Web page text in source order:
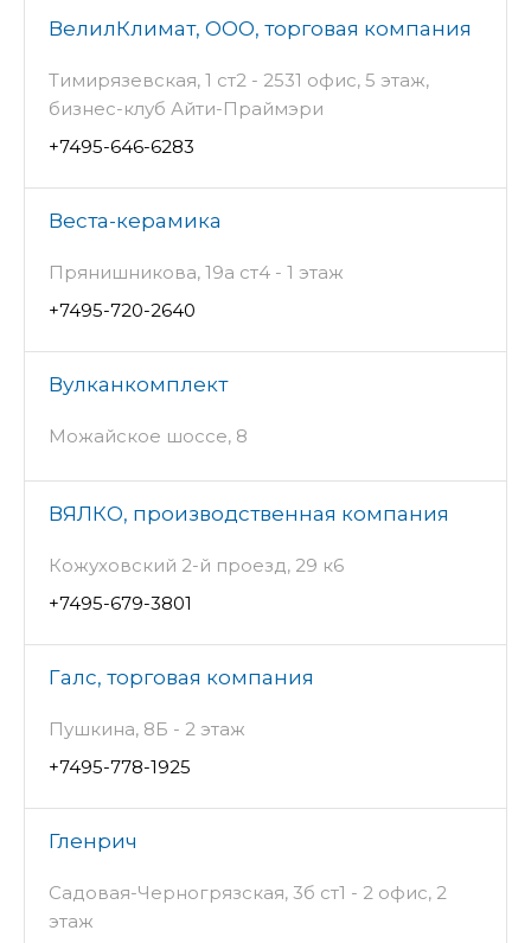
ВелилКлимат, ООО, торговая компания
Тимирязевская, 1 ст2 - 2531 офис, 5 этаж,
бизнес-клуб Айти-Праймэри
+7495-646-6283
Веста-керамика
Прянишникова, 19а ст4 - 1 этаж
+7495-720-2640
Вулканкомплект
Можайское шоссе, 8
ВЯЛКО, производственная компания
Кожуховский 2-й проезд, 29 к6
+7495-679-3801
Галс, торговая компания
Пушкина, 8Б - 2 этаж
+7495-778-1925
Гленрич
Садовая-Черногрязская, 3б ст1 - 2 офис, 2
этаж